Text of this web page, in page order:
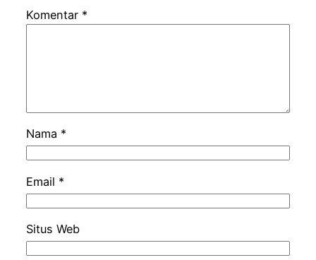
Komentar *
Nama *
Email *
Situs Web